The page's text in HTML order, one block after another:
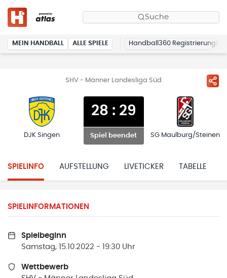
Suche
MEIN HANDBALL ALLE SPIELE Handball360 Registrierung
SHV - Männer Landesliga Süd
DJK Singen
28 : 29
Spiel beendet SG Maulburg/Steinen
SPIELINFO AUFSTELLUNG LIVETICKER TABELLE
SPIELINFORMATIONEN
Spielbeginn
Samstag, 15.10.2022 - 19:30 Uhr
Wettbewerb